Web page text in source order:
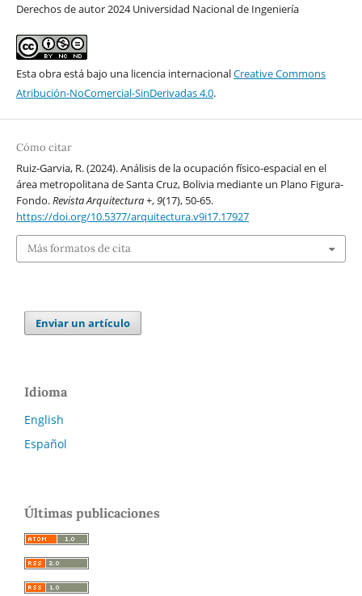
Derechos de autor 2024 Universidad Nacional de Ingeniería
Esta obra está bajo una licencia internacionalCreative Commons
Atribución-NoComercial-SinDerivadas 4.0.
Cómo citar
Ruiz-Garvia, R. (2024). Análisis de la ocupación físico-espacial en el
área metropolitana de Santa Cruz, Bolivia mediante un Plano Figura-
Fondo.Revista Arquitectura +,9(17), 50-65.
https://doi.org/10.5377/arquitectura.v9i17.17927
Más formatos de cita
Enviar un artículo
Idioma
English
Español
Últimas publicaciones